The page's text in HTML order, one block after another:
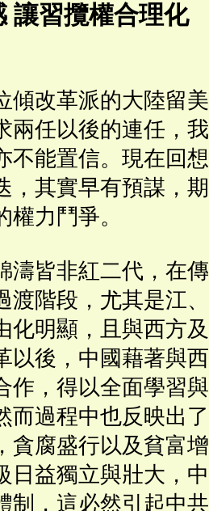
讓習攬權合理化
傾改革派的大陸留
兩任以後的連任，
不能置信。現在回
，其實早有預謀，
權力鬥爭。
濤皆非紅二代，在
渡階段，尤其是江
化明顯，且與西方
以後，中國藉著與
作，得以全面學習
而過程中也反映出
貪腐盛行以及貧富
日益獨立與壯大，
制，這必然引起中